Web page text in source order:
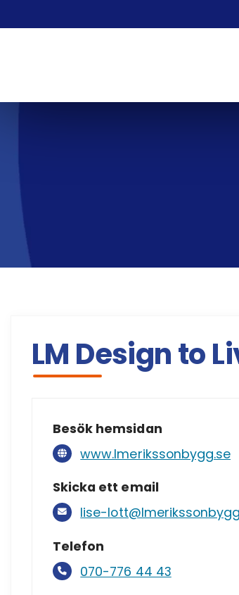
LM Design to
Besök hemsidan
www.lmerikssonbygg.se
Skicka ett email
lise-
Telefon
070-776 44 43